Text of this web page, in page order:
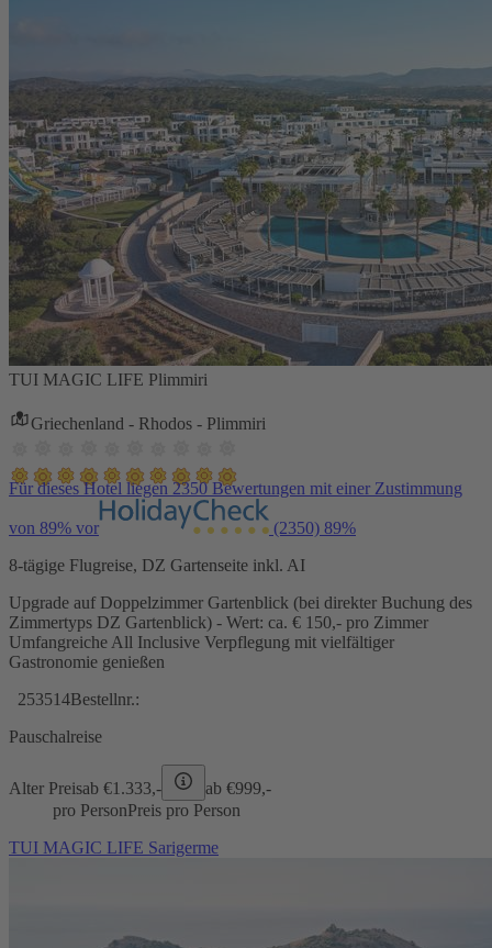
TUI MAGIC LIFE Plimmiri
Griechenland - Rhodos - Plimmiri
Für dieses Hotel liegen 2350 Bewertungen mit einer Zustimmung
von 89% vor (2350) 89%
8-tägige Flugreise, DZ Gartenseite inkl. AI
Upgrade auf Doppelzimmer Gartenblick (bei direkter Buchung des
Zimmertyps DZ Gartenblick) - Wert: ca. € 150,- pro Zimmer
Umfangreiche All Inclusive Verpflegung mit vielfältiger
Gastronomie genießen
253514Bestellnr.:
Pauschalreise
Alter Preisab €1.333,- ab €999,-
pro PersonPreis pro Person
TUI MAGIC LIFE Sarigerme